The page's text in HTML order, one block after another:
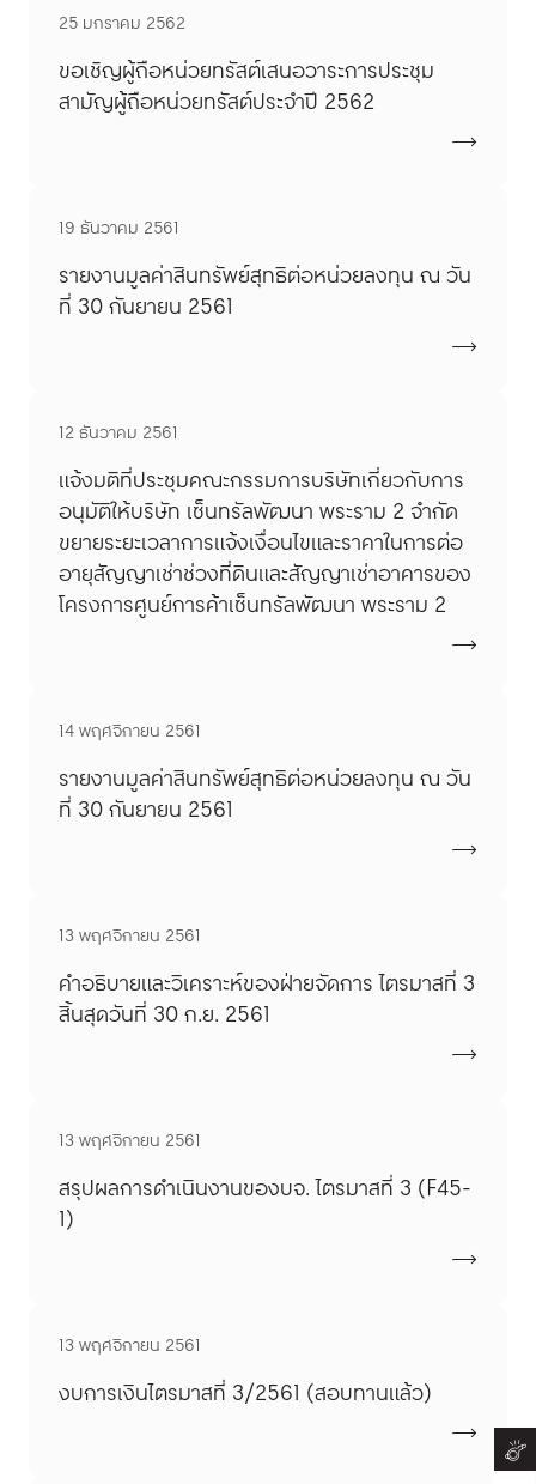
25 มกราคม 2562
ขอเชิญผู้ถือหน่วยทรัสต์เสนอวาระการประชุม
สามัญผู้ถือหน่วยทรัสต์ประจำปี 2562
19 ธันวาคม 2561
รายงานมูลค่าสินทรัพย์สุทธิต่อหน่วยลงทุน ณ วัน
ที่ 30 กันยายน 2561
12 ธันวาคม 2561
แจ้งมติที่ประชุมคณะกรรมการบริษัทเกี่ยวกับการ
อนุมัติให้บริษัท เซ็นทรัลพัฒนา พระราม 2 จำกัด
ขยายระยะเวลาการแจ้งเงื่อนไขและราคาในการต่อ
อายุสัญญาเช่าช่วงที่ดินและสัญญาเช่าอาคารของ
โครงการศูนย์การค้าเซ็นทรัลพัฒนา พระราม 2
14 พฤศจิกายน 2561
รายงานมูลค่าสินทรัพย์สุทธิต่อหน่วยลงทุน ณ วัน
ที่ 30 กันยายน 2561
13 พฤศจิกายน 2561
คำอธิบายและวิเคราะห์ของฝ่ายจัดการ ไตรมาสที่ 3
สิ้นสุดวันที่ 30 ก.ย. 2561
13 พฤศจิกายน 2561
สรุปผลการดำเนินงานของบจ. ไตรมาสที่ 3 (F45-
1)
13 พฤศจิกายน 2561
งบการเงินไตรมาสที่ 3/2561 (สอบทานแล้ว)